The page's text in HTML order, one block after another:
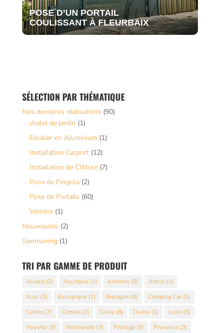
POSE D’UN PORTAIL
COULISSANT À FLEURBAIX
SÉLECTION PAR THÉMATIQUE
Nos dernières réalisations (90)
chalet de jardin (1)
Escalier en Aluminium (1)
Installation Carport(12)
Installation de Clôture(7)
Pose de Pergola(2)
Pose de Portails (60)
Verrière(1)
Nouveautés (2)
Sponsoring(1)
TRI PAR GAMME DE PRODUIT
Alsace(2) Aquitaine(1) Ardenne(5) Artois(1)
Azur(3) Bourgogne(1) Bretagne(8) Camping Car(1)
Centre(7) Cintrée(2) Corse(8) Divine(1) Loire(5)
Mayotte(9) Normandie(3) Prestige(9) Provence(3)